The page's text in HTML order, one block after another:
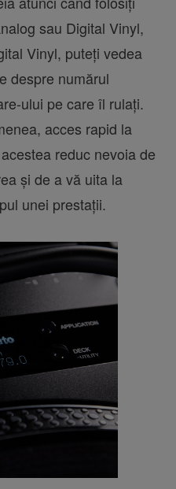
sau Digital Vinyl,
Vinyl, puteți vedea
despre numărul
ului pe care îl rulați.
acces rapid la
reduc nevoia de
și de a vă uita la
unei prestații.